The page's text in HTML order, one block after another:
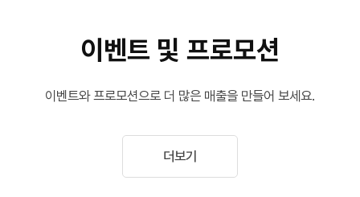
이벤트 및 프로모션
이벤트와 프로모션으로 더 많은 매출을 만들어 보세요.
더보기